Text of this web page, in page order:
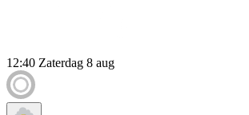
12:40 Zaterdag 8 aug